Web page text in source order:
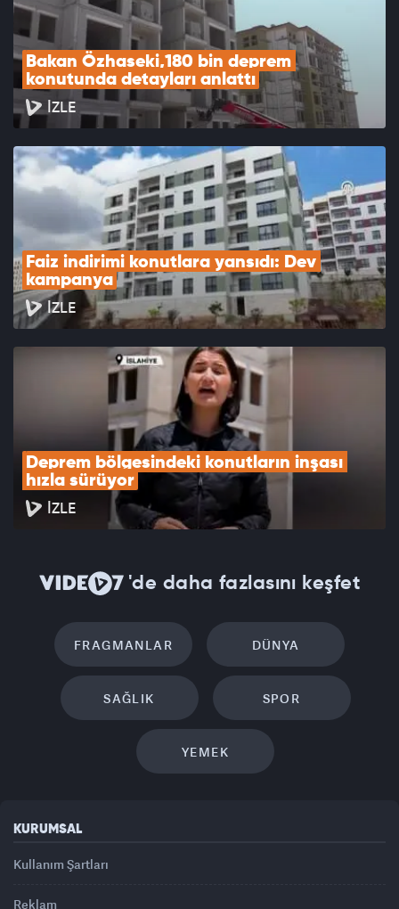
Bakan Özhaseki,180 bin deprem
konutunda detayları anlattı
İZLE
Faiz indirimi konutlara yansıdı: Dev
kampanya
İZLE
Deprem bölgesindeki konutların inşası
hızla sürüyor
İZLE
'de daha fazlasını keşfet
FRAGMANLAR DÜNYA
SAĞLIK SPOR
YEMEK
KURUMSAL
Kullanım Şartları
Reklam